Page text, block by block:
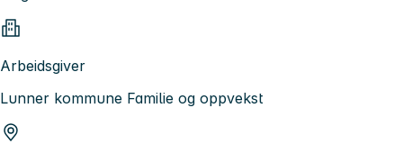
Arbeidsgiver
Lunner kommune Familie og oppvekst